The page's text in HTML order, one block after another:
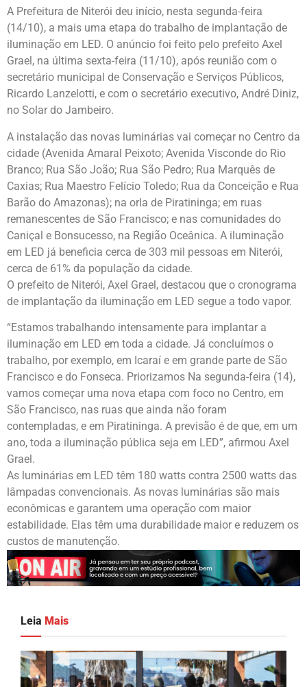
A Prefeitura de Niterói deu início, nesta segunda-feira
(14/10), a mais uma etapa do trabalho de implantação de
iluminação em LED. O anúncio foi feito pelo prefeito Axel
Grael, na última sexta-feira (11/10), após reunião com o
secretário municipal de Conservação e Serviços Públicos,
Ricardo Lanzelotti, e com o secretário executivo, André Diniz,
no Solar do Jambeiro.
A instalação das novas luminárias vai começar no Centro da
cidade (Avenida Amaral Peixoto; Avenida Visconde do Rio
Branco; Rua São João; Rua São Pedro; Rua Marquês de
Caxias; Rua Maestro Felício Toledo; Rua da Conceição e Rua
Barão do Amazonas); na orla de Piratininga; em ruas
remanescentes de São Francisco; e nas comunidades do
Caniçal e Bonsucesso, na Região Oceânica. A iluminação
em LED já beneficia cerca de 303 mil pessoas em Niterói,
cerca de 61% da população da cidade.
O prefeito de Niterói, Axel Grael, destacou que o cronograma
de implantação da iluminação em LED segue a todo vapor.
“Estamos trabalhando intensamente para implantar a
iluminação em LED em toda a cidade. Já concluímos o
trabalho, por exemplo, em Icaraí e em grande parte de São
Francisco e do Fonseca. Priorizamos Na segunda-feira (14),
vamos começar uma nova etapa com foco no Centro, em
São Francisco, nas ruas que ainda não foram
contempladas, e em Piratininga. A previsão é de que, em um
ano, toda a iluminação pública seja em LED”, afirmou Axel
Grael.
As luminárias em LED têm 180 watts contra 2500 watts das
lâmpadas convencionais. As novas luminárias são mais
econômicas e garantem uma operação com maior
estabilidade. Elas têm uma durabilidade maior e reduzem os
custos de manutenção.
Leia Mais